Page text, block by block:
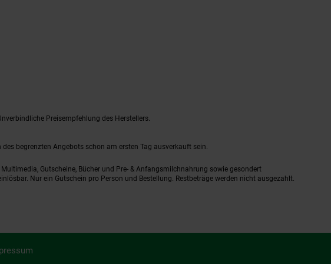
Preisempfehlung des Herstellers.
begrenzten Angebots schon am ersten Tag ausverkauft sein.
Gutscheine, Bücher und Pre- & Anfangsmilchnahrung sowie gesondert
Nur ein Gutschein pro Person und Bestellung. Restbeträge werden nicht ausgezahlt.